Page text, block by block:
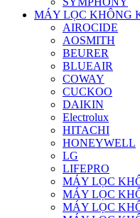
MÁY LỌC KHÔNG
AIROCIDE
AOSMITH
BEURER
BLUEAIR
COWAY
CUCKOO
DAIKIN
Electrolux
HITACHI
HONEYWELL
LG
LIFEPRO
MÁY LỌC
MÁY LỌC
MÁY LỌC